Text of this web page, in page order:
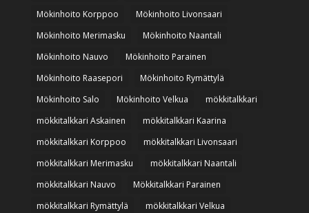
Mökinhoito Korppoo
Mökinhoito Livonsaari
Mökinhoito Merimasku
Mökinhoito Naantali
Mökinhoito Nauvo
Mökinhoito Parainen
Mökinhoito Raasepori
Mökinhoito Rymättylä
Mökinhoito Salo
Mökinhoito Velkua
mökkitalkkari
mökkitalkkari Askainen
mökkitalkkari Kaarina
mökkitalkkari Korppoo
mökkitalkkari Livonsaari
mökkitalkkari Merimasku
mökkitalkkari Naantali
mökkitalkkari Nauvo
Mökkitalkkari Parainen
mökkitalkkari Rymättylä
mökkitalkkari Velkua